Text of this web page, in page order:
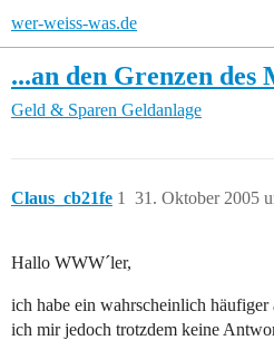
wer-weiss-was.de
...an den Grenzen des
Geld & Sparen Geldanlage
Claus_cb21fe 31. Oktober 2005
1
Hallo WWW´ler,
ich habe ein wahrscheinlich häufiger
ich mir jedoch trotzdem keine